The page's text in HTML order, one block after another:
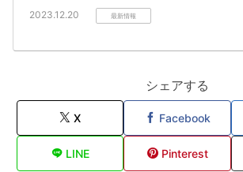
2023.12.20 最新情報
シェアする
X Facebook
LINE Pinterest